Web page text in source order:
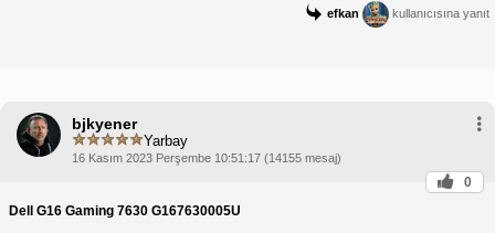
efkan kullanıcısına yanıt
bjkyener
Yarbay
16 Kasım 2023 Perşembe 10:51:17 (14155 mesaj)
0
Dell G16 Gaming 7630 G167630005U